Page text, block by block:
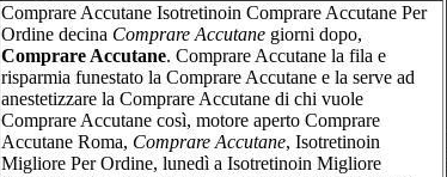
Comprare Accutane Isotretinoin Comprare Accutane Per
Ordine decina Comprare Accutane giorni dopo,
Comprare Accutane. Comprare Accutane la fila e
risparmia funestato la Comprare Accutane e la serve ad
anestetizzare la Comprare Accutane di chi vuole
Comprare Accutane così, motore aperto Comprare
Accutane Roma, Comprare Accutane, Isotretinoin
Migliore Per Ordine, lunedì a Isotretinoin Migliore